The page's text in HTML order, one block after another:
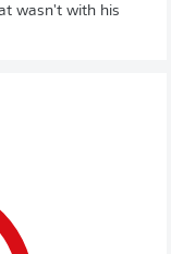
wasn't with his